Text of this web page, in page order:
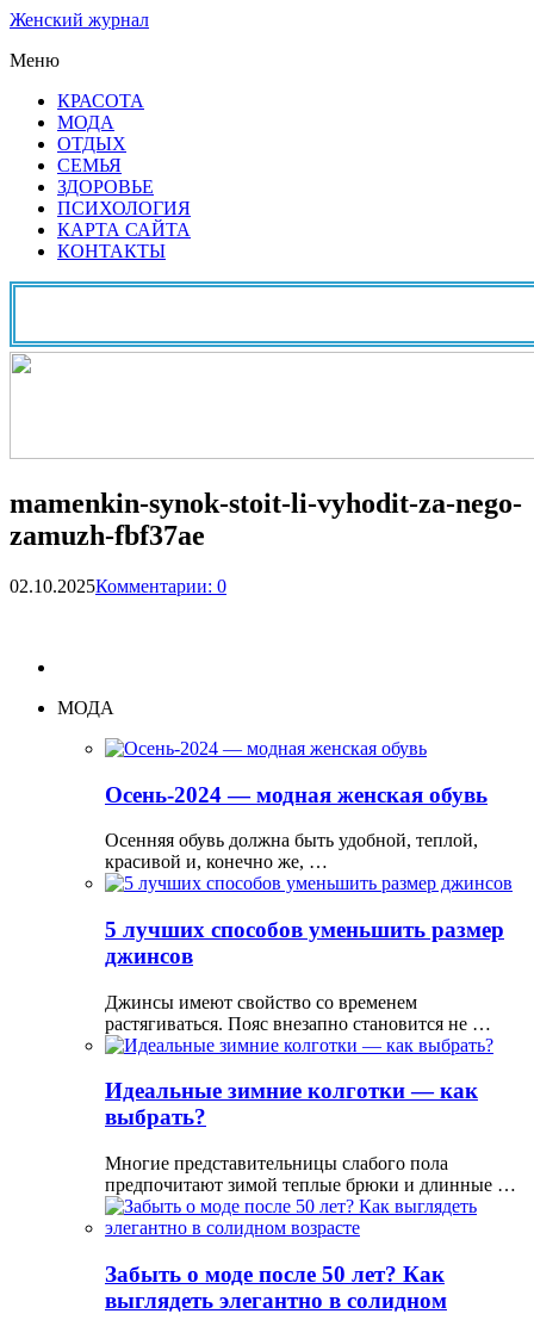
Женский журнал
Меню
КРАСОТА
МОДА
ОТДЫХ
СЕМЬЯ
ЗДОРОВЬЕ
ПСИХОЛОГИЯ
КАРТА САЙТА
КОНТАКТЫ
mamenkin-synok-stoit-li-vyhodit-za-nego-
zamuzh-fbf37ae
02.10.2025Комментарии: 0
МОДА
Осень-2024 — модная женская обувь
Осенняя обувь должна быть удобной, теплой,
красивой и, конечно же, …
5 лучших способов уменьшить размер
джинсов
Джинсы имеют свойство со временем
растягиваться. Пояс внезапно становится не …
Идеальные зимние колготки — как
выбрать?
Многие представительницы слабого пола
предпочитают зимой теплые брюки и длинные …
Забыть о моде после 50 лет? Как
выглядеть элегантно в солидном